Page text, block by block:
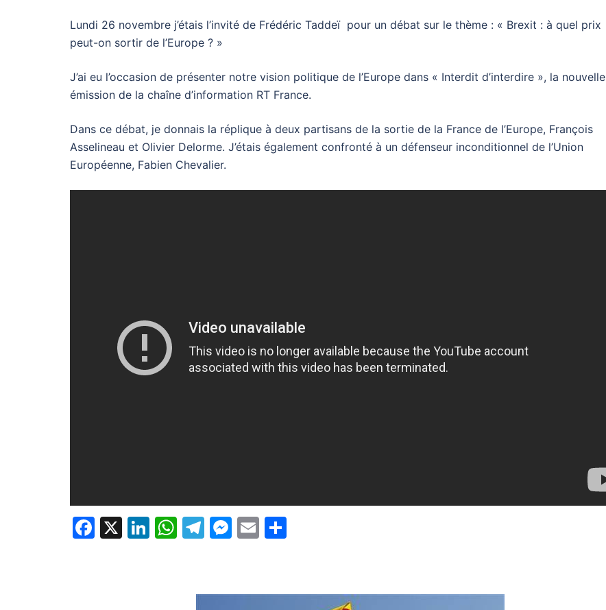
Lundi 26 novembre j’étais l’invité de Frédéric Taddeï pour un débat sur le thème : « Brexit : à quel prix
peut-on sortir de l’Europe ? »
J’ai eu l’occasion de présenter notre vision politique de l’Europe dans « Interdit d’interdire », la nouvelle
émission de la chaîne d’information RT France.
Dans ce débat, je donnais la réplique à deux partisans de la sortie de la France de l’Europe, François
Asselineau et Olivier Delorme. J’étais également confronté à un défenseur inconditionnel de l’Union
Européenne, Fabien Chevalier.
Facebook
X LinkedIn
WhatsApp
Telegram
Messenger
Email